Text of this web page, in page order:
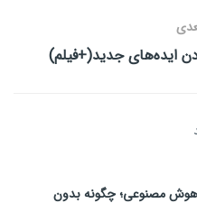
ایده‌های جدید(+فیلم)
هوش مصنوعی؛ چگونه بدون